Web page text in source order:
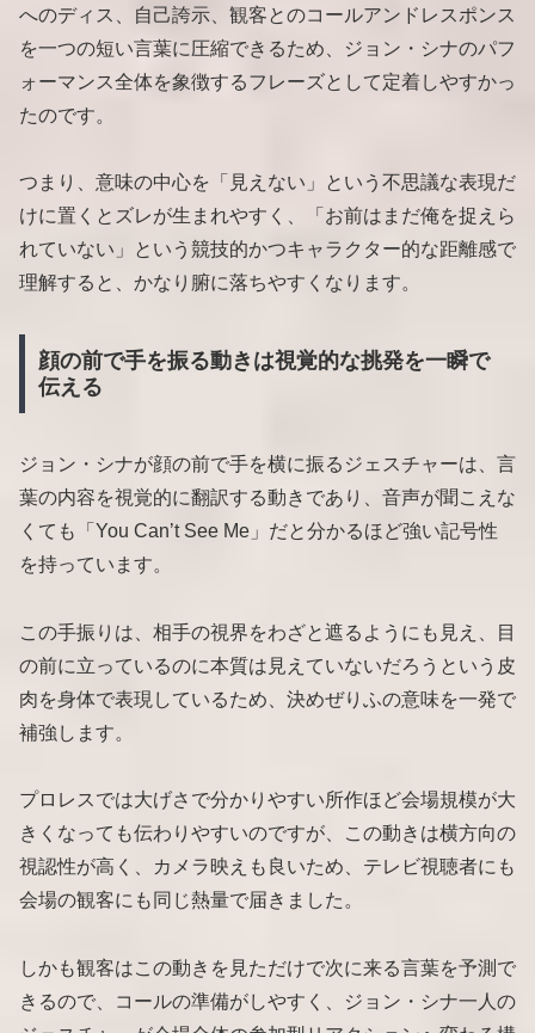
へのディス、自己誇示、観客とのコールアンドレスポンス
を一つの短い言葉に圧縮できるため、ジョン・シナのパフ
ォーマンス全体を象徴するフレーズとして定着しやすかっ
たのです。
つまり、意味の中心を「見えない」という不思議な表現だ
けに置くとズレが生まれやすく、「お前はまだ俺を捉えら
れていない」という競技的かつキャラクター的な距離感で
理解すると、かなり腑に落ちやすくなります。
顔の前で手を振る動きは視覚的な挑発を一瞬で
伝える
ジョン・シナが顔の前で手を横に振るジェスチャーは、言
葉の内容を視覚的に翻訳する動きであり、音声が聞こえな
くても「You Can’t See Me」だと分かるほど強い記号性
を持っています。
この手振りは、相手の視界をわざと遮るようにも見え、目
の前に立っているのに本質は見えていないだろうという皮
肉を身体で表現しているため、決めぜりふの意味を一発で
補強します。
プロレスでは大げさで分かりやすい所作ほど会場規模が大
きくなっても伝わりやすいのですが、この動きは横方向の
視認性が高く、カメラ映えも良いため、テレビ視聴者にも
会場の観客にも同じ熱量で届きました。
しかも観客はこの動きを見ただけで次に来る言葉を予測で
きるので、コールの準備がしやすく、ジョン・シナ一人の